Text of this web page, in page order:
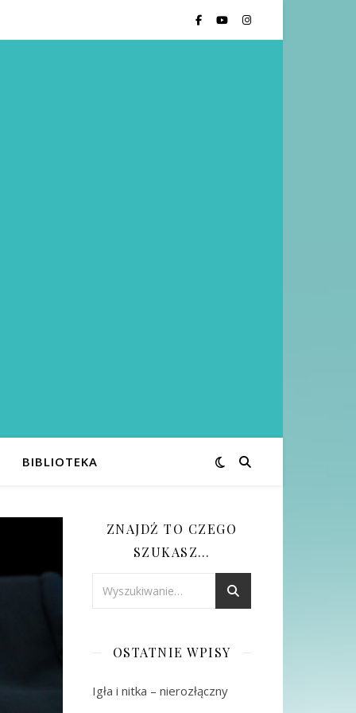
BIBLIOTEKA
ZNAJDŹ TO CZEGO
SZUKASZ…
OSTATNIE WPISY
Igła i nitka – nierozłączny